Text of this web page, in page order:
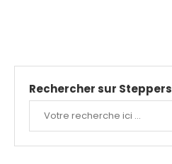
Rechercher sur Steppers